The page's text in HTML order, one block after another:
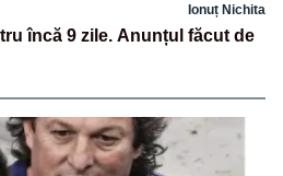
Ionuț Nichita
încă 9 zile. Anunțul făcut de